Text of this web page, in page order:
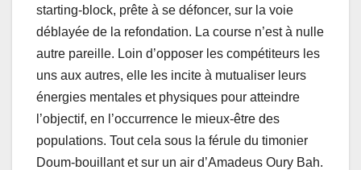
starting-block, prête à se défoncer, sur la voie
déblayée de la refondation. La course n’est à nulle
autre pareille. Loin d’opposer les compétiteurs les
uns aux autres, elle les incite à mutualiser leurs
énergies mentales et physiques pour atteindre
l’objectif, en l’occurrence le mieux-être des
populations. Tout cela sous la férule du timonier
Doum-bouillant et sur un air d’Amadeus Oury Bah.